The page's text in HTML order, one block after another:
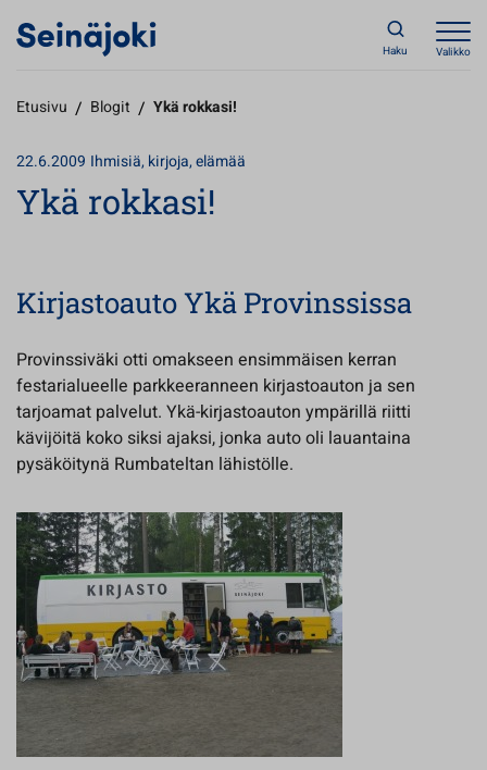
Haku Valikko
Etusivu / Blogit / Ykä rokkasi!
22.6.2009 Ihmisiä, kirjoja, elämää
Ykä rokkasi!
Kirjastoauto Ykä Provinssissa
Provinssiväki otti omakseen ensimmäisen kerran
festarialueelle parkkeeranneen kirjastoauton ja sen
tarjoamat palvelut. Ykä-kirjastoauton ympärillä riitti
kävijöitä koko siksi ajaksi, jonka auto oli lauantaina
pysäköitynä Rumbateltan lähistölle.